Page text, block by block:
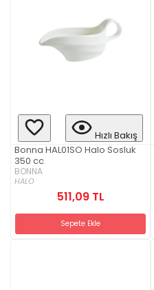
Hızlı Bakış
Bonna HAL01SO Halo Sosluk
350 cc
BONNA
HALO
511,09 TL
Sepete Ekle